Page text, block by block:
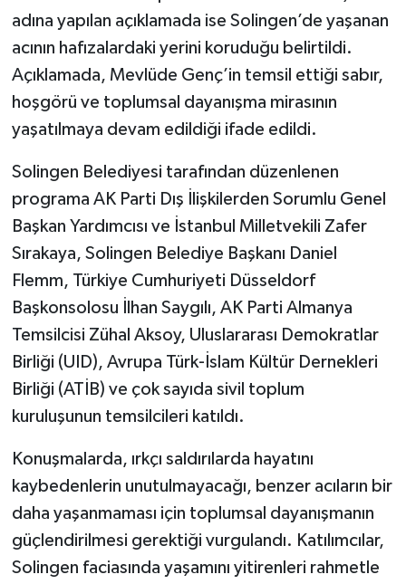
adına yapılan açıklamada ise Solingen’de yaşanan
acının hafızalardaki yerini koruduğu belirtildi.
Açıklamada, Mevlüde Genç’in temsil ettiği sabır,
hoşgörü ve toplumsal dayanışma mirasının
yaşatılmaya devam edildiği ifade edildi.
Solingen Belediyesi tarafından düzenlenen
programa AK Parti Dış İlişkilerden Sorumlu Genel
Başkan Yardımcısı ve İstanbul Milletvekili Zafer
Sırakaya, Solingen Belediye Başkanı Daniel
Flemm, Türkiye Cumhuriyeti Düsseldorf
Başkonsolosu İlhan Saygılı, AK Parti Almanya
Temsilcisi Zühal Aksoy, Uluslararası Demokratlar
Birliği (UID), Avrupa Türk-İslam Kültür Dernekleri
Birliği (ATİB) ve çok sayıda sivil toplum
kuruluşunun temsilcileri katıldı.
Konuşmalarda, ırkçı saldırılarda hayatını
kaybedenlerin unutulmayacağı, benzer acıların bir
daha yaşanmaması için toplumsal dayanışmanın
güçlendirilmesi gerektiği vurgulandı. Katılımcılar,
Solingen faciasında yaşamını yitirenleri rahmetle